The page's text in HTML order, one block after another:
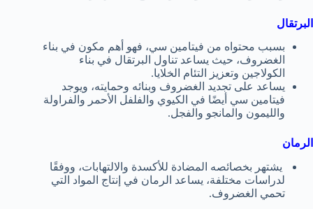
البرتقال
بسبب محتواه من فيتامين سي، فهو أهم مكون في بناء
الغضروف، حيث يساعد تناول البرتقال في بناء
الكولاجين وتعزيز التئام الخلايا.
يساعد على تجديد الغضروف وبنائه وحمايته، ويوجد
فيتامين سي أيضًا في الكيوي والفلفل الأحمر والفراولة
والليمون والمانجو والفجل.
الرمان
يشتهر بخصائصه المضادة للأكسدة والالتهابات، ووفقًا
لدراسات مختلفة، يساعد الرمان في إنتاج المواد التي
تحمي الغضروف.